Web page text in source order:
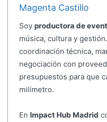
Magenta Castillo
Soy productora de
música, cultura y
coordinación técnica,
negociación con
presupuestos para que
milímetro.
En Impact Hub Madrid